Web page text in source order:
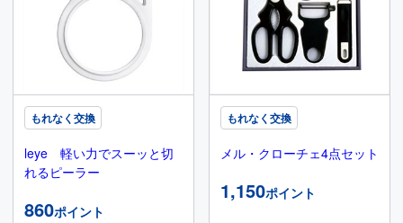
もれなく交換
leye 軽い力でスーッと切
れるピーラー
860ポイント
もれなく交換
メル・クローチェ4点セット
1,150ポイント